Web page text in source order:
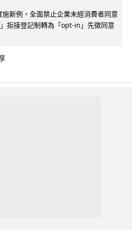
新例，全面禁止企業未經消費者同意
拒接登記制轉為「opt-in」先徵同意